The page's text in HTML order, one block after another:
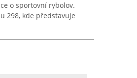
o sportovní rybolov.
298, kde představuje